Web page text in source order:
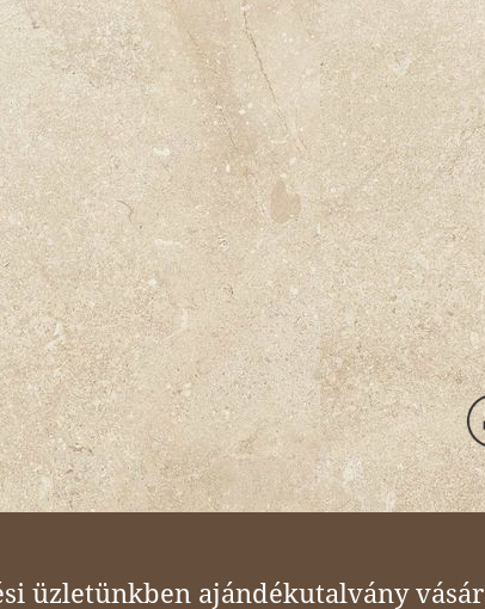
üzletünkben ajándékutalvány